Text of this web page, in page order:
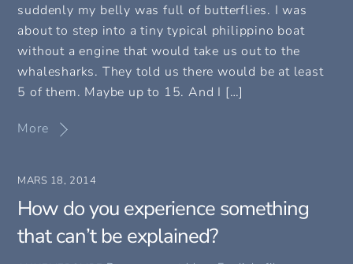
suddenly my belly was full of butterflies. I was
about to step into a tiny typical philippino boat
without a engine that would take us out to the
whalesharks. They told us there would be at least
5 of them. Maybe up to 15. And I […]
More
MARS 18, 2014
How do you experience something
that can’t be explained?